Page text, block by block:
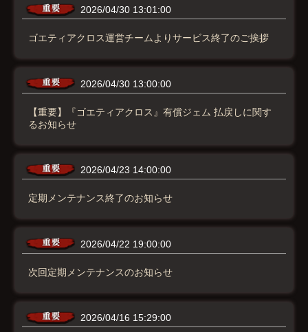
2026/04/30 13:01:00
ゴエティアクロス運営チームよりサービス終了のご挨拶
2026/04/30 13:00:00
【重要】『ゴエティアクロス』有償ジェム 払戻しに関す
るお知らせ
2026/04/23 14:00:00
定期メンテナンス終了のお知らせ
2026/04/22 19:00:00
次回定期メンテナンスのお知らせ
2026/04/16 15:29:00